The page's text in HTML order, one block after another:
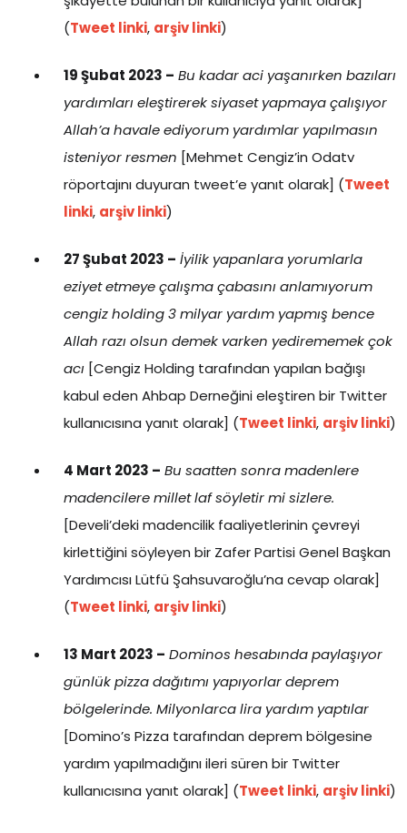
(Tweet linki, arşiv linki)
19 Şubat 2023 – Bu kadar aci yaşanırken bazıları
yardımları eleştirerek siyaset yapmaya çalışıyor
Allah’a havale ediyorum yardımlar yapılmasın
isteniyor resmen [Mehmet Cengiz’in Odatv
röportajını duyuran tweet’e yanıt olarak] (Tweet
linki, arşiv linki)
27 Şubat 2023 – İyilik yapanlara yorumlarla
eziyet etmeye çalışma çabasını anlamıyorum
cengiz holding 3 milyar yardım yapmış bence
Allah razı olsun demek varken yedirememek çok
acı [Cengiz Holding tarafından yapılan bağışı
kabul eden Ahbap Derneğini eleştiren bir Twitter
kullanıcısına yanıt olarak] (Tweet linki, arşiv linki)
4 Mart 2023 – Bu saatten sonra madenlere
madencilere millet laf söyletir mi sizlere.
[Develi’deki madencilik faaliyetlerinin çevreyi
kirlettiğini söyleyen bir Zafer Partisi Genel Başkan
Yardımcısı Lütfü Şahsuvaroğlu’na cevap olarak]
(Tweet linki, arşiv linki)
13 Mart 2023 – Dominos hesabında paylaşıyor
günlük pizza dağıtımı yapıyorlar deprem
bölgelerinde. Milyonlarca lira yardım yaptılar
[Domino’s Pizza tarafından deprem bölgesine
yardım yapılmadığını ileri süren bir Twitter
kullanıcısına yanıt olarak] (Tweet linki, arşiv linki)